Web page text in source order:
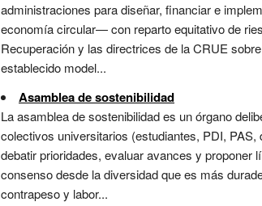
administraciones para diseñar, financiar e
economía circular— con reparto equitativo de
Recuperación y las directrices de la CRUE
establecido model...
Asamblea de sostenibilidad
La asamblea de sostenibilidad es un órgano
colectivos universitarios (estudiantes, PDI,
debatir prioridades, evaluar avances y proponer
consenso desde la diversidad que es más
contrapeso y labor...